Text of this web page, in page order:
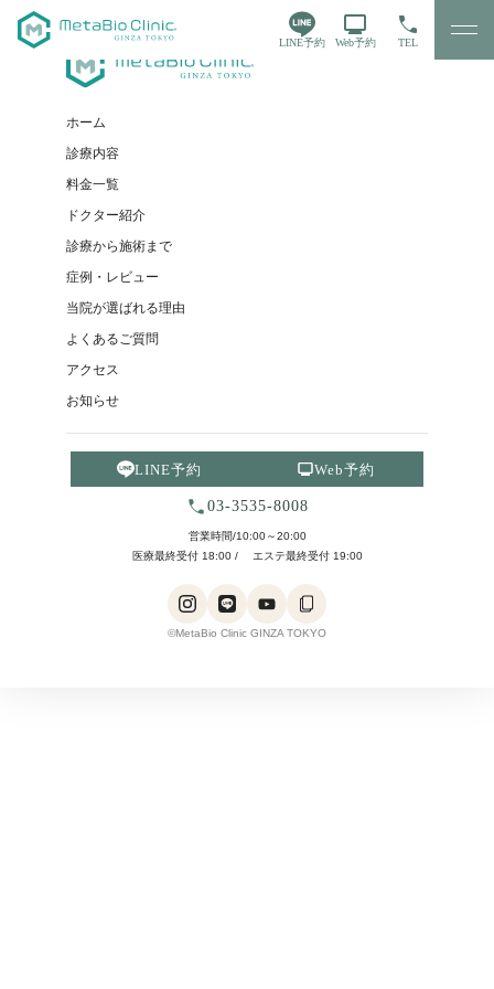
LINE予約 Web予約 TEL
ホーム
診療内容
料金一覧
ドクター紹介
診療から施術まで
症例・レビュー
当院が選ばれる理由
よくあるご質問
アクセス
お知らせ
LINE予約 Web予約
03-3535-8008
営業時間/10:00～20:00
医療最終受付 18:00 / エステ最終受付 19:00
©MetaBio Clinic GINZA TOKYO